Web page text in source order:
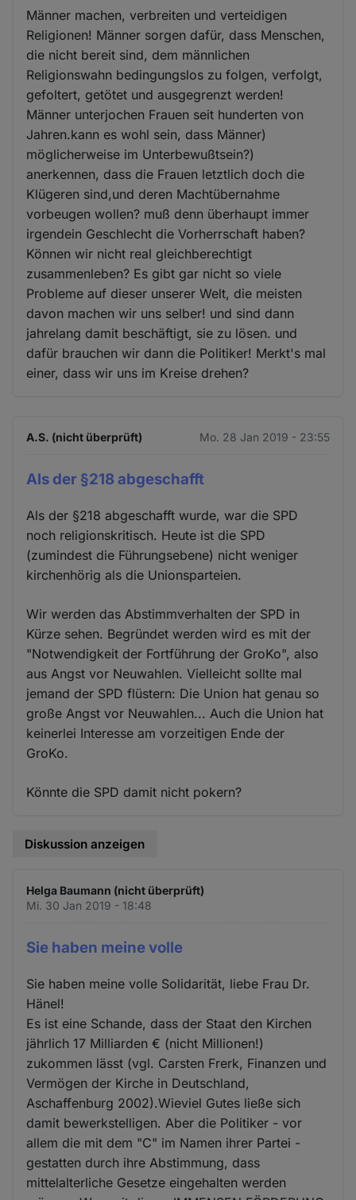
Männer machen, verbreiten und verteidigen
Religionen! Männer sorgen dafür, dass Menschen,
die nicht bereit sind, dem männlichen
Religionswahn bedingungslos zu folgen, verfolgt,
gefoltert, getötet und ausgegrenzt werden!
Männer unterjochen Frauen seit hunderten von
Jahren.kann es wohl sein, dass Männer)
möglicherweise im Unterbewußtsein?)
anerkennen, dass die Frauen letztlich doch die
Klügeren sind,und deren Machtübernahme
vorbeugen wollen? muß denn überhaupt immer
irgendein Geschlecht die Vorherrschaft haben?
Können wir nicht real gleichberechtigt
zusammenleben? Es gibt gar nicht so viele
Probleme auf dieser unserer Welt, die meisten
davon machen wir uns selber! und sind dann
jahrelang damit beschäftigt, sie zu lösen. und
dafür brauchen wir dann die Politiker! Merkt's mal
einer, dass wir uns im Kreise drehen?
A.S. (nicht überprüft) Mo. 28 Jan 2019 - 23:55
Als der §218 abgeschafft
Als der §218 abgeschafft wurde, war die SPD
noch religionskritisch. Heute ist die SPD
(zumindest die Führungsebene) nicht weniger
kirchenhörig als die Unionsparteien.
Wir werden das Abstimmverhalten der SPD in
Kürze sehen. Begründet werden wird es mit der
"Notwendigkeit der Fortführung der GroKo", also
aus Angst vor Neuwahlen. Vielleicht sollte mal
jemand der SPD flüstern: Die Union hat genau so
große Angst vor Neuwahlen... Auch die Union hat
keinerlei Interesse am vorzeitigen Ende der
GroKo.
Könnte die SPD damit nicht pokern?
Diskussion anzeigen
Helga Baumann (nicht überprüft)
Mi. 30 Jan 2019 - 18:48
Sie haben meine volle
Sie haben meine volle Solidarität, liebe Frau Dr.
Hänel!
Es ist eine Schande, dass der Staat den Kirchen
jährlich 17 Milliarden € (nicht Millionen!)
zukommen lässt (vgl. Carsten Frerk, Finanzen und
Vermögen der Kirche in Deutschland,
Aschaffenburg 2002).Wieviel Gutes ließe sich
damit bewerkstelligen. Aber die Politiker - vor
allem die mit dem "C" im Namen ihrer Partei -
gestatten durch ihre Abstimmung, dass
mittelalterliche Gesetze eingehalten werden